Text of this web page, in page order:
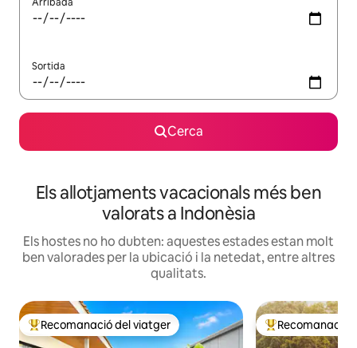
Sortida
Cerca
Els allotjaments vacacionals més ben
valorats a Indonèsia
Els hostes no ho dubten: aquestes estades estan molt
ben valorades per la ubicació i la netedat, entre altres
qualitats.
Principals recomanacions dels viatgers
Recomanació del viatger Principals
Recomanació